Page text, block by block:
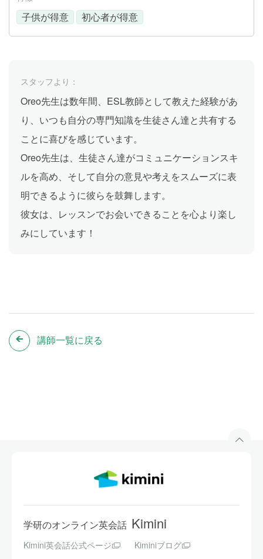
子供が得意 初心者が得意
スタッフより：
Oreo先生は数年間、ESL教師として教えた経験があ
り、いつも自分の専門知識を生徒さん達と共有する
ことに喜びを感じています。
Oreo先生は、生徒さん達がコミュニケーションスキ
ルを高め、そして自分の意見や考えをスムーズに表
明できるように彼らを鼓舞します。
彼女は、レッスンでお会いできることを心より楽し
みにしています！
講師一覧に戻る
学研のオンライン英会話 Kimini
Kimini英会話公式ページ Kiminiブログ